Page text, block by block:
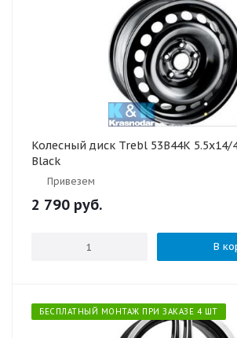
Колесный диск Trebl 53B44K 5.5x14/
Black
Привезем
2 790 руб.
В
БЕСПЛАТНЫЙ МОНТАЖ ПРИ ЗАКАЗЕ 4 ШТ